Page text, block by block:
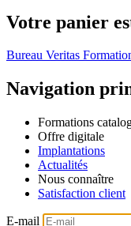
Votre panier
Bureau Veritas
Navigation
Formations
Offre digitale
Implantations
Actualités
Nous connaître
Satisfaction client
E-mail